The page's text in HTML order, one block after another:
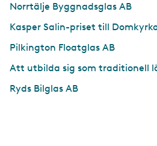
Norrtälje Byggnadsglas AB
Kasper Salin-priset till
Pilkington Floatglas AB
Att utbilda sig som traditionell
Ryds Bilglas AB